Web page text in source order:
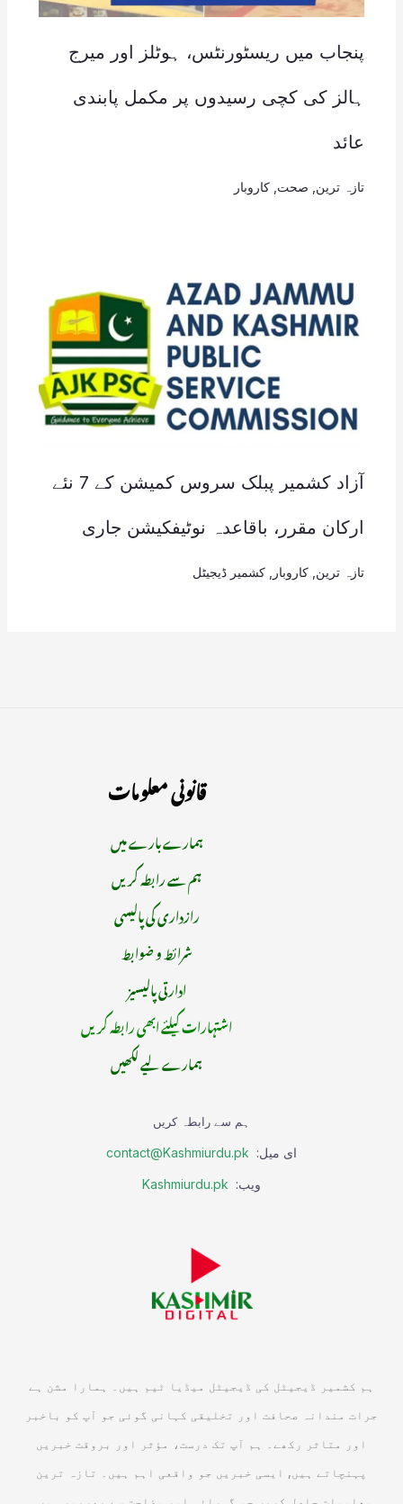
پنجاب میں ریسٹورنٹس، ہوٹلز اور میرج
ہالز کی کچی رسیدوں پر مکمل پابندی
عائد
تازہ ترین صحت کاروبار
آزاد کشمیر پبلک سروس کمیشن کے 7 نئے
ارکان مقرر، باقاعدہ نوٹیفکیشن جاری
تازہ ترین کاروبار کشمیر ڈیجیٹل
قانونی معلومات
ہمارے بارے میں
ہم سے رابطہ کریں
رازداری کی پالیسی
شرائط و ضوابط
ادارتی پالیسیز
اشتہارات کیلئے ابھی رابطہ کریں
ہمارے لیے لکھیں
ہم سے رابطہ کریں
ای میل: contact@Kashmiurdu.pk
ویب: Kashmiurdu.pk
ہم کشمیر ڈیجیٹل کی ڈیجیٹل میڈیا ٹیم ہیں۔ ہمارا مشن ہے
جرات مندانہ صحافت اور تخلیقی کہانی گوئی جو آپ کو باخبر
اور متاثر رکھے۔ ہم آپ تک درست، مؤثر اور بروقت خبریں
پہنچاتے ہیں, ایسی خبریں جو واقعی اہم ہیں۔ تازہ ترین